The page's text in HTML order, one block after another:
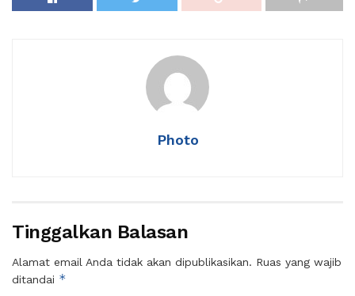
Photo
Tinggalkan Balasan
Alamat email Anda tidak akan dipublikasikan. Ruas yang wajib
ditandai *